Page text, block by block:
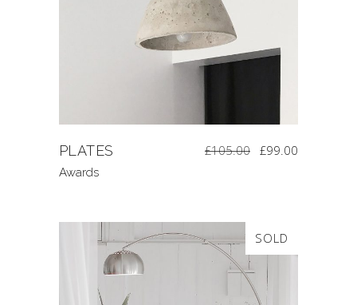
PLATES £105.00 £99.00
Awards
SOLD